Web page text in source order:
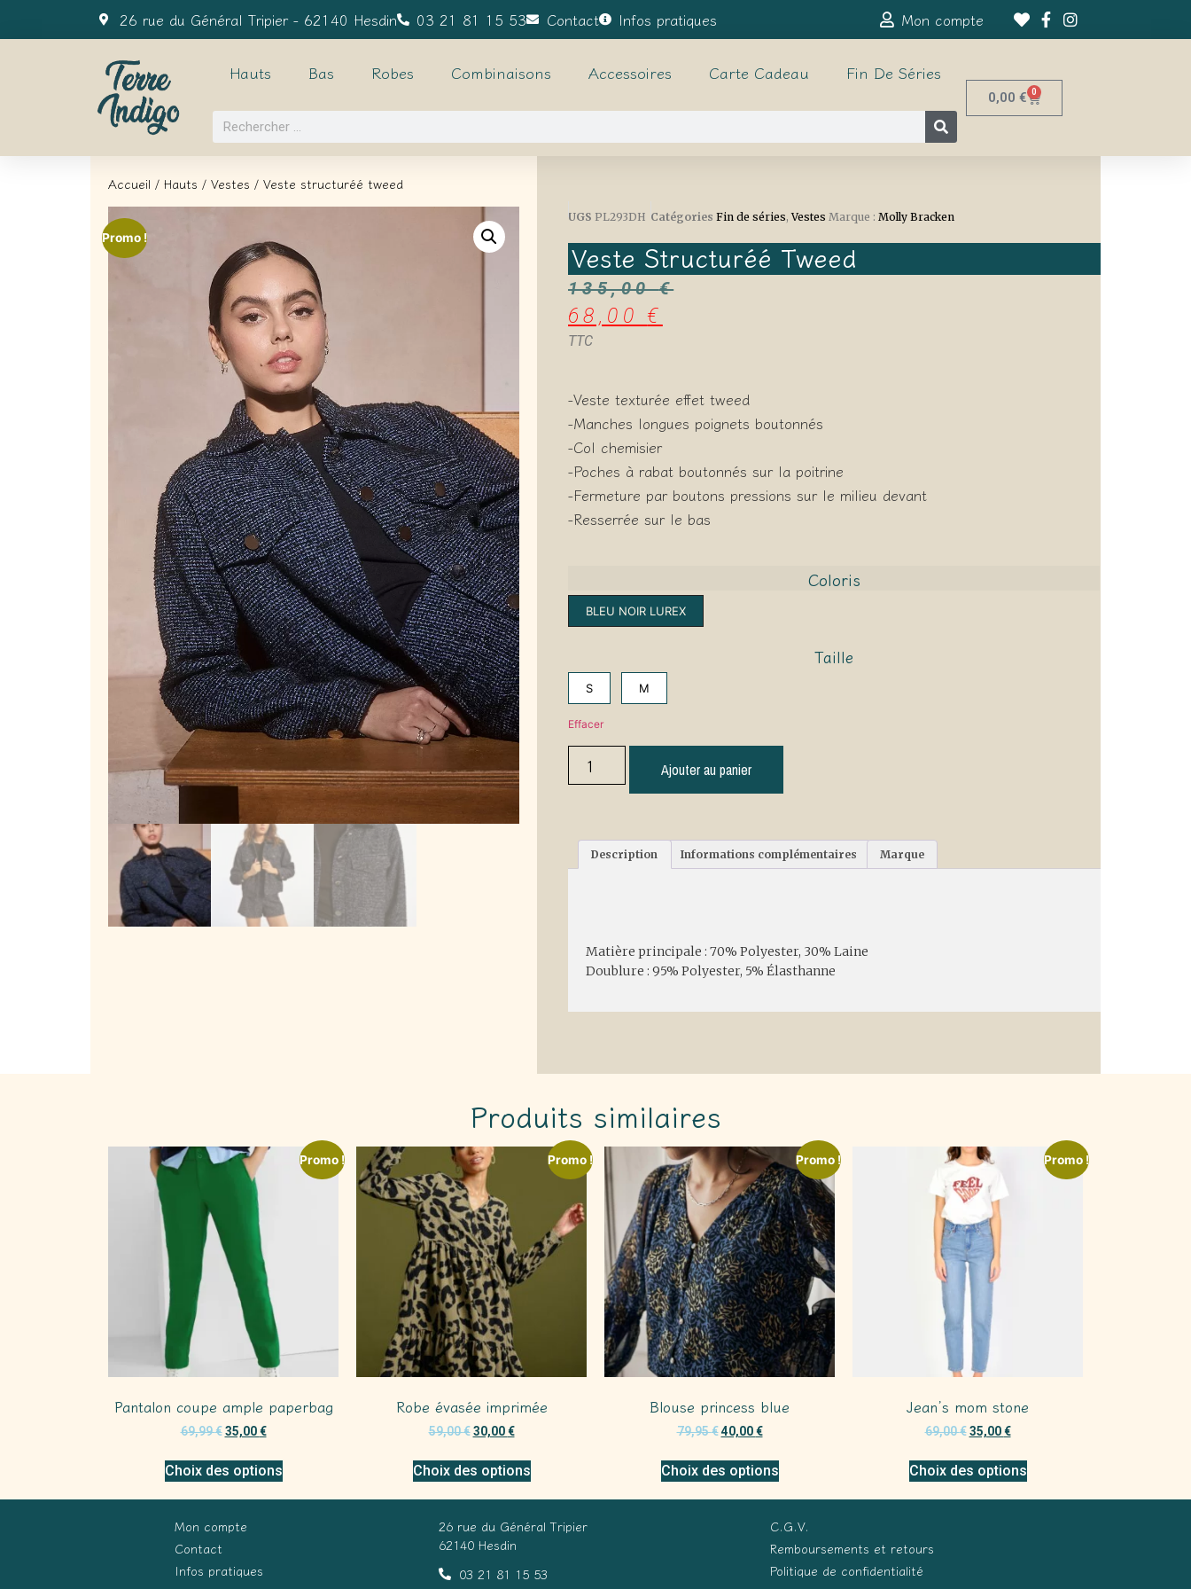
26 rue du Général Tripier - 62140 Hesdin 03 21 81 15 53 Contact Infos pratiques Mon compte
Hauts Bas Robes Combinaisons Accessoires Carte Cadeau Fin De Séries
0,00 € 0
Accueil / Hauts / Vestes / Veste structuréé tweed
Promo !
UGS PL293DH Catégories Fin de séries,Vestes Marque : Molly Bracken
Veste Structuréé Tweed
135,00€
68,00€
TTC
-Veste texturée effet tweed
-Manches longues poignets boutonnés
-Col chemisier
-Poches à rabat boutonnés sur la poitrine
-Fermeture par boutons pressions sur le milieu devant
-Resserrée sur le bas
Coloris
BLEU NOIR LUREX
Taille
S M
Effacer
Ajouter au panier
Description Informations complémentaires Marque
Matière principale : 70% Polyester, 30% Laine
Doublure : 95% Polyester, 5% Élasthanne
Produits similaires
Promo !
Pantalon coupe ample paperbag
69,99€ 35,00€
Choix des options
Promo !
Robe évasée imprimée
59,00€ 30,00€
Choix des options
Promo !
Blouse princess blue
79,95€ 40,00€
Choix des options
Promo !
Jean’s mom stone
69,00€ 35,00€
Choix des options
Mon compte
Contact
Infos pratiques
26 rue du Général Tripier
62140 Hesdin
03 21 81 15 53
C.G.V.
Remboursements et retours
Politique de confidentialité